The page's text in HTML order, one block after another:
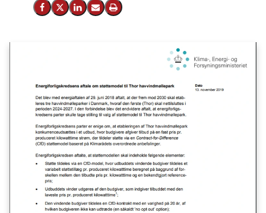
Del på Facebook
Del på X (Twitter)
Del på LinkedIn
Send email
Print